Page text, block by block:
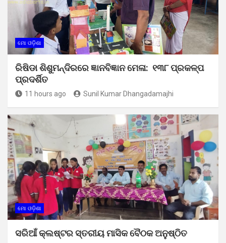
ମୋ ଓଡ଼ିଶା
ରିଷିଡା ଶିଶୁମନ୍ଦିରରେ ଜ୍ଞାନବିଜ୍ଞାନ ମେଳା: ୧୩୮ ପ୍ରକଳ୍ପ
ପ୍ରଦର୍ଶିତ
11 hours ago Sunil Kumar Dhangadamajhi
ମୋ ଓଡ଼ିଶା
ସରିଆଁ କ୍ଲଷ୍ଟର ସ୍ତରୀୟ ମାସିକ ବୈଠକ ଅନୁଷ୍ଠିତ